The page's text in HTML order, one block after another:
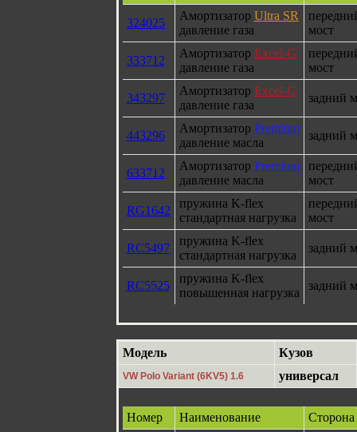
324025
Амортизатор Ultra SR
давление газа
мост
333712
Амортизатор Excel-G
давление газа
мост
343297
Амортизатор Excel-G
давление газа
задний
443296
Амортизатор Premium
давление масла
задний
633712
Амортизатор Premium
давление масла
мост
RG1642
пружина K-flex
стандартная нагрузка
мост
RC5497
пружина K-flex
стандартная нагрузка
задний
RC5525
пружина K-flex
повышенная нагрузка
задний
Модель Кузов
VW Polo Variant (6KV5) 1.6 универсал
Номер Наименование Сторона